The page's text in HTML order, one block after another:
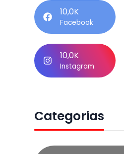
10,0K
Facebook
10,0K
Instagram
Categorias